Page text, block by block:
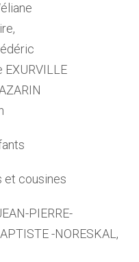
EXURVILLE
et cousines
PIERRE-
-NORESKAL,